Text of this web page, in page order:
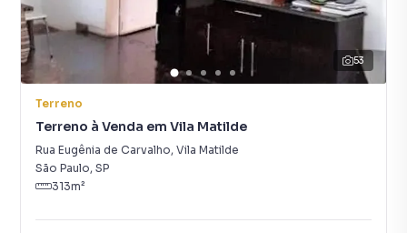
53
Terreno
Terreno à Venda em Vila Matilde
Rua Eugênia de Carvalho, Vila Matilde
São Paulo, SP
313m²